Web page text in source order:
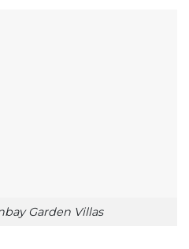
Garden Villas